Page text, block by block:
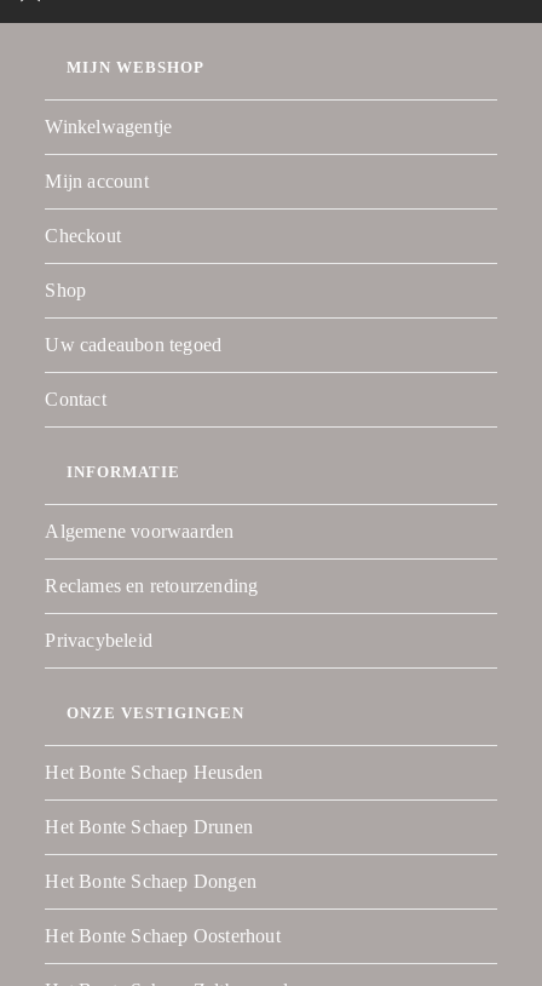
MIJN WEBSHOP
Winkelwagentje
Mijn account
Checkout
Shop
Uw cadeaubon tegoed
Contact
INFORMATIE
Algemene voorwaarden
Reclames en retourzending
Privacybeleid
ONZE VESTIGINGEN
Het Bonte Schaep Heusden
Het Bonte Schaep Drunen
Het Bonte Schaep Dongen
Het Bonte Schaep Oosterhout